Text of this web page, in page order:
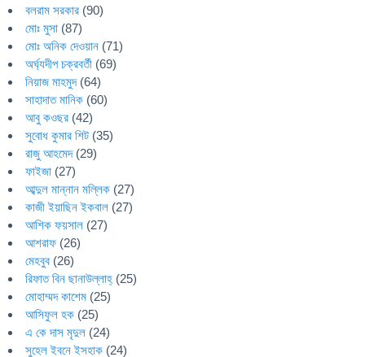
বলরাম সরকার (90)
মোঃ মুসা (87)
মোঃ অনিক দেওয়ান (71)
অর্ঘ্যদীপ চক্রবর্তী (69)
নিয়াজ মাহমুদ(64)
সাহাদাত মানিক (60)
আবু কওছর (42)
সুবোধ কুমার শিট (35)
রাজু আহমেদ(29)
ফাইজা (27)
আব্দুল মান্নান মল্লিক (27)
কাজী ইয়াছিন ইকবাল (27)
আশিক ফয়সাল (27)
আশরাফ (26)
মেহবুব (26)
রিফাত বিন ছানাউল্লাহ্ (25)
মোহাম্মদ কাশেম (25)
আসিফুল হক (25)
এ কে দাস মৃদুল (24)
সুহেল ইবনে ইসহাক (24)